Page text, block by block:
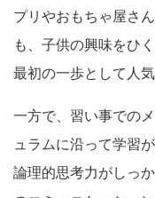
プリやおもちゃ屋さ
も、子供の興味をひ
最初の一歩として人気
一方で、習い事での
ュラムに沿って学習
論理的思考力がしっ